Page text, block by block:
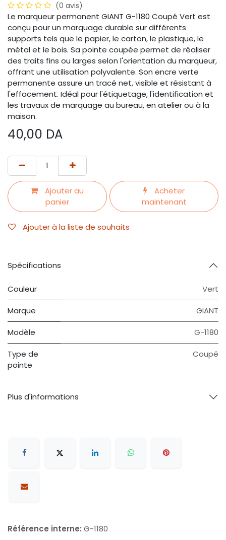
(0 avis)
Le marqueur permanent GIANT G-1180 Coupé Vert est
conçu pour un marquage durable sur différents
supports tels que le papier, le carton, le plastique, le
métal et le bois. Sa pointe coupée permet de réaliser
des traits fins ou larges selon l'orientation du marqueur,
offrant une utilisation polyvalente. Son encre verte
permanente assure un tracé net, visible et résistant à
l'effacement. Idéal pour l'étiquetage, l'identification et
les travaux de marquage au bureau, en atelier ou à la
maison.
40,00 DA
Ajouter au
panier
Acheter
maintenant
Ajouter à la liste de souhaits
Spécifications
Couleur Vert
Marque GIANT
Modèle G-1180
Type de
pointe
Coupé
Plus d'informations
Référence interne: G-1180